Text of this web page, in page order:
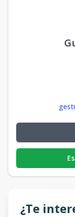
¿Te